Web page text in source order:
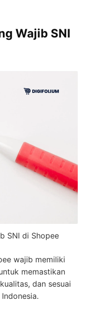
Wajib SNI
SNI di Shopee
wajib memiliki
memastikan
dan sesuai